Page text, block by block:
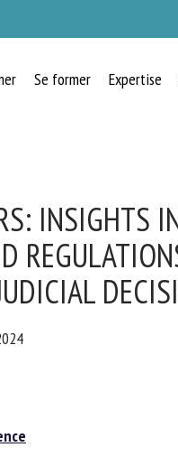
Se former Expertise
INSIGHTS
ANIMAL
*